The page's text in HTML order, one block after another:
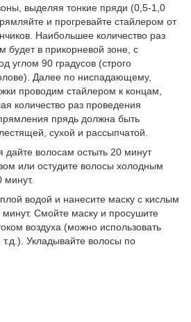
выделяя тонкие пряди (0,5-1,0
и прогревайте стайлером от
Наибольшее количество раз
будет в прикорневой зоне, с
углом 90 градусов (строго
Далее по ниспадающему,
проводим стайлером к концам,
количество раз проведения
прядь должна быть
сухой и рассыпчатой.
волосам остыть 20 минут
или остудите волосы холодным
минут.
водой и нанесите маску с кислым
Смойте маску и просушите
воздуха (можно использовать
т.д.). Укладывайте волосы по